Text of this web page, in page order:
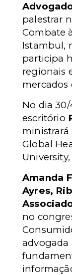
palestrar
Combate
Istambul,
participa
regionais
mercados
No dia
escritório
ministrará
Global
Amanda
Ayres,
no
advogada